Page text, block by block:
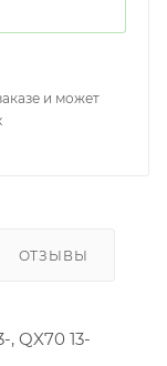
и может
ОТЗЫВЫ
, QX70 13-